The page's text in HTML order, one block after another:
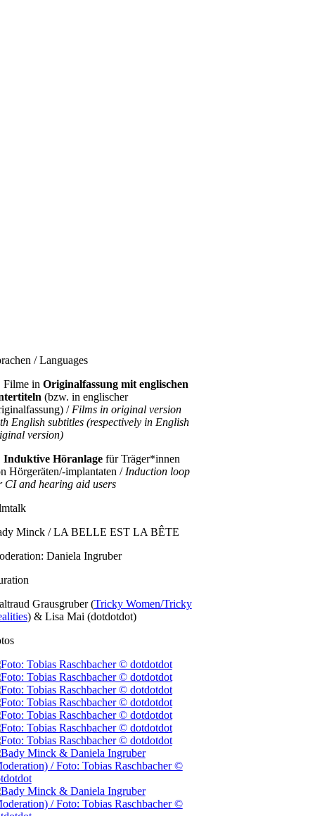
/ Languages
Filme in Originalfassung mit englischen
(bzw. in englischer
/ Films in original version
English subtitles (respectively in English
version)
Induktive Höranlage für Träger*innen
Hörgeräten/-implantaten / Induction loop
CI and hearing aid users
Minck / LA BELLE EST LA BÊTE
Daniela Ingruber
Grausgruber (Tricky Women/Tricky
) & Lisa Mai (dotdotdot)